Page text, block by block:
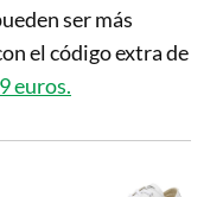
ser más
el código extra de
euros.